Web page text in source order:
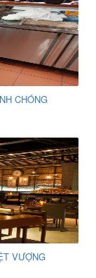
CHÓNG
VƯỢNG